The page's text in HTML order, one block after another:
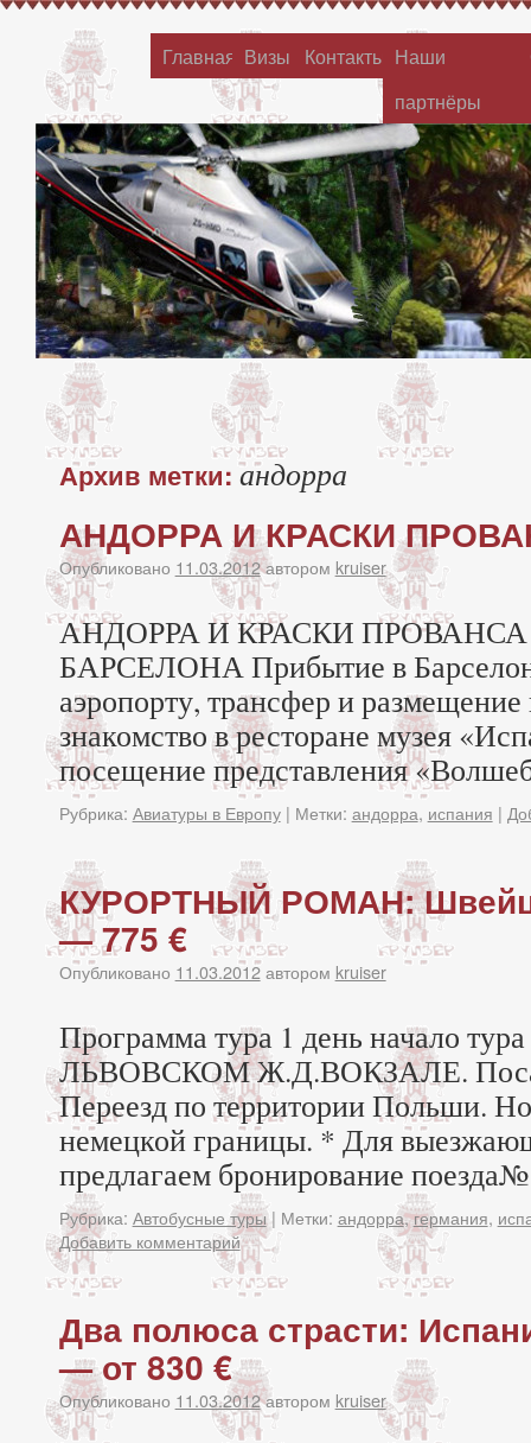
Главная Визы Контакты Наши
партнёры
Архив метки:андорра
АНДОРРА И КРАСКИ
Опубликовано 11.03.2012автором kruiser
АНДОРРА И КРАСКИ ПРОВАНСА
БАРСЕЛОНА Прибытие в
аэропорту, трансфер и
знакомство в ресторане музея
посещение представления
Рубрика: Авиатуры в Европу | Метки: андорра, испания |
КУРОРТНЫЙ РОМАН:
— 775 €
Опубликовано 11.03.2012 автором kruiser
Программа тура 1 день начало
ЛЬВОВСКОМ Ж.Д.ВОКЗАЛЕ.
Переезд по территории Польши.
немецкой границы. * Для
предлагаем бронирование
Рубрика: Автобусные туры| Метки: андорра,германия,
Добавить комментарий
Два полюса страсти:
— от 830 €
Опубликовано 11.03.2012автором kruiser